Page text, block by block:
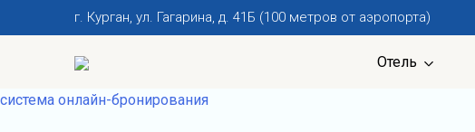
г. Курган, ул. Гагарина, д. 41Б (100 метров от аэропорта)
Отель
система онлайн-бронирования